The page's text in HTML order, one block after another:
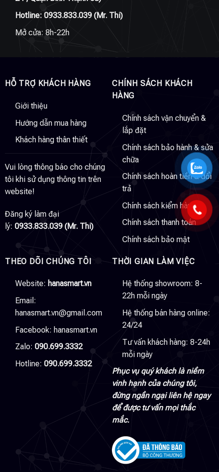
Hotline: 0933.833.039(Mr. Thi)
Mở cửa: 8h-22h
HỖ TRỢ KHÁCH HÀNG
Giới thiệu
Hướng dẫn mua hàng
Khách hàng thân thiết
Vui lòng thông báo cho chúng
tôi khi sử dụng thông tin trên
website!
Đăng ký làm đại
lý: 0933.833.039 (Mr. Thi)
CHÍNH SÁCH KHÁCH
HÀNG
Chính sách vận chuyển &
lắp đặt
Chính sách bảo hành & sửa
chữa
Chính sách hoàn tiền & đổi
trả
Chính sách kiểm hàng
Chính sách thanh toán
Chính sách bảo mật
THEO DÕI CHÚNG TÔI
Website: hanasmart.vn
Email:
hanasmart.vn@gmail.com
Facebook: hanasmart.vn
Zalo: 090.699.3332
Hotline: 090.699.3332
THỜI GIAN LÀM VIỆC
Hệ thống showroom: 8-
22h mỗi ngày
Hệ thống bán hàng online:
24/24
Tư vấn khách hàng: 8-24h
mỗi ngày
Phục vụ quý khách là niềm
vinh hạnh của chúng tôi,
đừng ngần ngại liên hệ ngay
để được tư vấn mọi thắc
mắc.